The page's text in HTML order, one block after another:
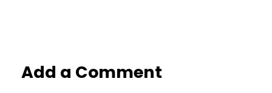
Add a Comment